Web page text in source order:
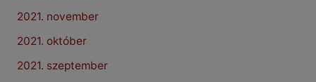
2021. november
2021. október
2021. szeptember